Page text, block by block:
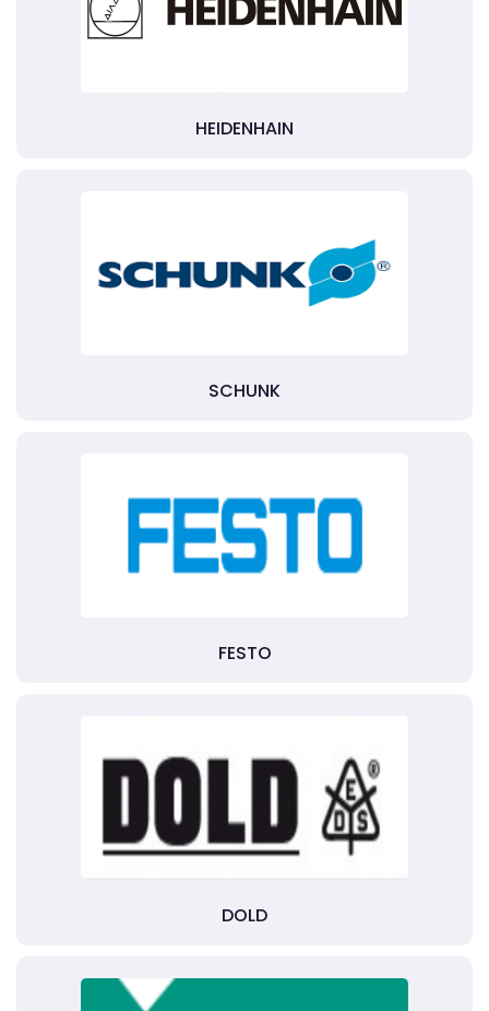
HEIDENHAIN
SCHUNK
FESTO
DOLD